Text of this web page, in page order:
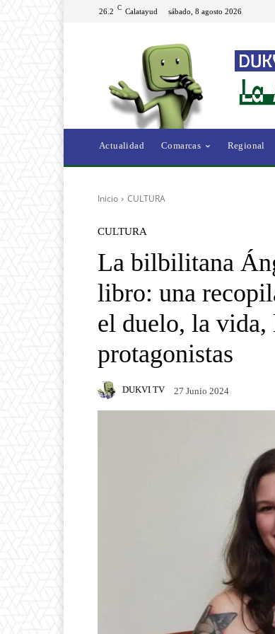
26.2 C Calatayud sábado, 8 agosto 2026
Actualidad Comarcas Regional
Inicio CULTURA
CULTURA
La bilbilitana
libro: una
el duelo, la
protagonistas
DUKVI TV 27 Junio 2024